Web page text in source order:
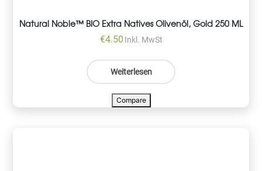
Natural Noble™ BIO Extra Natives Olivenöl, Gold 250 ML
€4.50 Inkl. MwSt
Weiterlesen
Compare